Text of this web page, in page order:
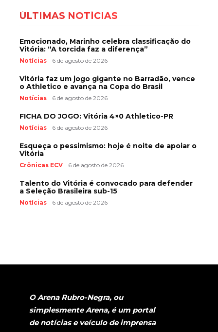
ÚLTIMAS NOTÍCIAS
Emocionado, Marinho celebra classificação do
Vitória: “A torcida faz a diferença”
Notícias 6 de agosto de 2026
Vitória faz um jogo gigante no Barradão, vence
o Athletico e avança na Copa do Brasil
Notícias 6 de agosto de 2026
FICHA DO JOGO: Vitória 4×0 Athletico-PR
Notícias 6 de agosto de 2026
Esqueça o pessimismo: hoje é noite de apoiar o
Vitória
Crônicas ECV 6 de agosto de 2026
Talento do Vitória é convocado para defender
a Seleção Brasileira sub-15
Notícias 6 de agosto de 2026
O Arena Rubro-Negra, ou
simplesmente Arena, é um portal
de notícias e veículo de imprensa